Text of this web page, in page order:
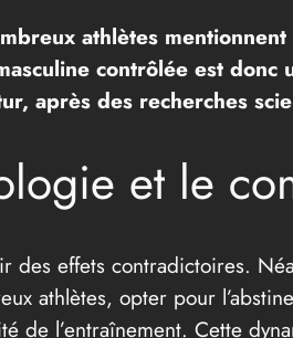
athlètes
contrôlée est
après des recherches
et le
des effets contradictoires.
athlètes, opter pour
de l’entraînement. Cette